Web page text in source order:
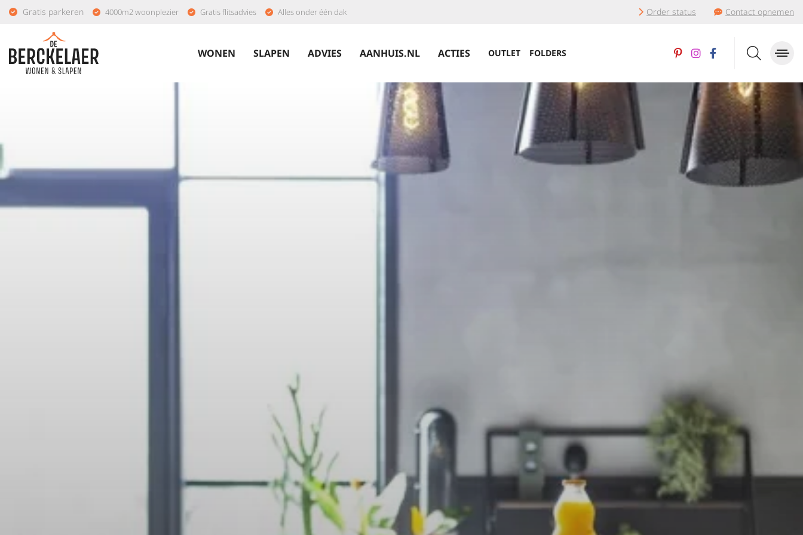
Gratis parkeren 4000m2 woonplezier Gratis flitsadvies Alles onder één dak Order status Contact opnemen
WONEN SLAPEN ADVIES AANHUIS.NL ACTIES OUTLET FOLDERS